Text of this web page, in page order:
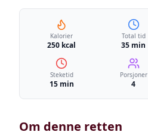
Kalorier
250 kcal
Total tid
35 min
Steketid
15 min
Porsjoner
4
Om denne retten